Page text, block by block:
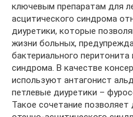
ключевым препаратам для
асцитического синдрома
диуретики, которые
жизни больных,
бактериального перитонита
синдрома. В качестве
используют антагонист
петлевые диуретики –
Такое сочетание позволяет